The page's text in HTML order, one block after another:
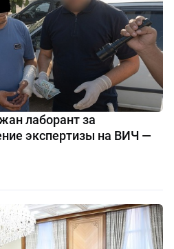
лаборант за
экспертизы на ВИЧ —